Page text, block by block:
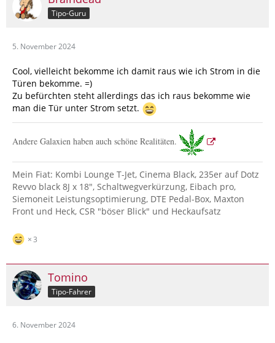
Tipo-Guru
5. November 2024
Cool, vielleicht bekomme ich damit raus wie ich Strom in die
Türen bekomme. =)
Zu befürchten steht allerdings das ich raus bekomme wie
man die Tür unter Strom setzt.
Andere Galaxien haben auch schöne Realitäten.
Mein Fiat: Kombi Lounge T-Jet, Cinema Black, 235er auf Dotz
Revvo black 8J x 18", Schaltwegverkürzung, Eibach pro,
Siemoneit Leistungsoptimierung, DTE Pedal-Box, Maxton
Front und Heck, CSR "böser Blick" und Heckaufsatz
3
Tomino
Tipo-Fahrer
6. November 2024